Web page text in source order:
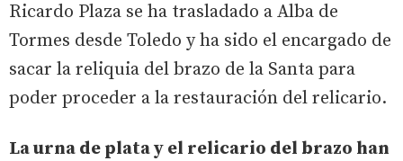
Ricardo Plaza se ha trasladado a Alba de
Tormes desde Toledo y ha sido el encargado de
sacar la reliquia del brazo de la Santa para
poder proceder a la restauración del relicario.
La urna de plata y el relicario del brazo han